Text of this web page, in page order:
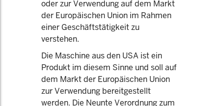
oder zur Verwendung auf dem Markt
der Europäischen Union im Rahmen
einer Geschäftstätigkeit zu
verstehen.
Die Maschine aus den USA ist ein
Produkt im diesem Sinne und soll auf
dem Markt der Europäischen Union
zur Verwendung bereitgestellt
werden. Die Neunte Verordnung zum